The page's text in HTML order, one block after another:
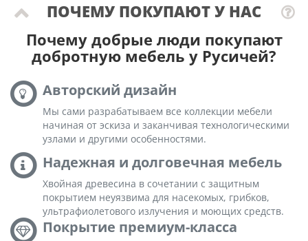
ПОЧЕМУ ПОКУПАЮТ У НАС
Почему добрые люди покупают
добротную мебель у Русичей?
Авторский дизайн
Мы сами разрабатываем все коллекции мебели
начиная от эскиза и заканчивая технологическими
узлами и другими особенностями.
Надежная и долговечная мебель
Хвойная древесина в сочетании с защитным
покрытием неуязвима для насекомых, грибков,
ультрафиолетового излучения и моющих средств.
Покрытие премиум-класса